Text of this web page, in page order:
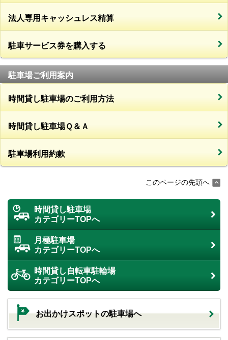
法人専用キャッシュレス精算
駐車サービス券を購入する
駐車場ご利用案内
時間貸し駐車場のご利用方法
時間貸し駐車場Ｑ＆Ａ
駐車場利用約款
このページの先頭へ
時間貸し駐車場
カテゴリーTOPへ
月極駐車場
カテゴリーTOPへ
時間貸し自転車駐輪場
カテゴリーTOPへ
お出かけスポットの駐車場へ